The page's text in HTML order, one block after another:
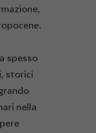
spesso
storici
nella